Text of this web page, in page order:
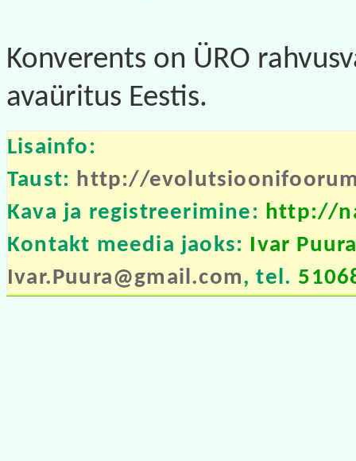
Konverents on ÜRO
avaüritus Eestis.
Lisainfo:
Taust: http://
Kava ja registreerimine: http://
Kontakt meedia jaoks: Ivar
Ivar.Puura@gmail.com, tel.